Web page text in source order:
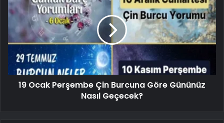
19 Ocak Perşembe Çin Burcuna Göre Gününüz
Nasıl Geçecek?